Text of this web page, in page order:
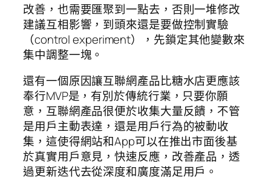
改善，也需要匯聚到一點去，否則一堆修改
建議互相影響，到頭來還是要做控制實驗
（control experiment），先鎖定其他變數來
集中調整一塊。
還有一個原因讓互聯網產品比糖水店更應該
奉行MVP是，有別於傳統行業，只要你願
意，互聯網產品很便於收集大量反饋，不管
是用戶主動表達，還是用戶行為的被動收
集，這使得網站和App可以在推出市面後基
於真實用戶意見，快速反應，改善產品，透
過更新迭代去從深度和廣度滿足用戶。